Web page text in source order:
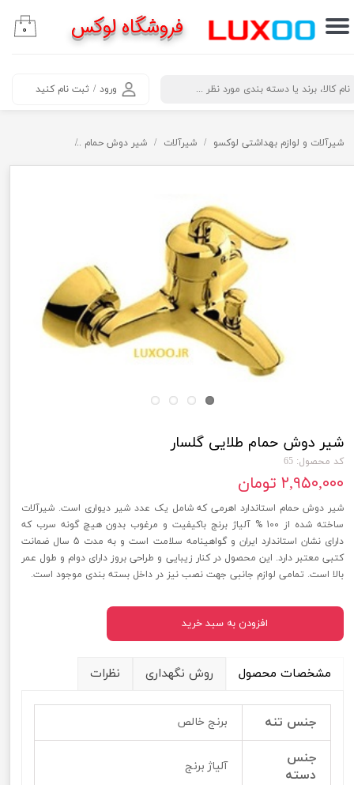
​جستجو ورود / ثبت نام کنید
حساب کاربری من
خروج از حساب کاربری
۰ فروشگاه لوکس
شیرآلات و لوازم بهداشتی لوکسو شیرآلات شیر دوش حمام
شیر دوش حمام طلایی گلسار
کد محصول: 65
۲,۹۵۰,۰۰۰ تومان
شیر دوش حمام استاندارد اهرمی که شامل یک عدد شیر دیواری است. شیرآلات
ساخته شده از 100 % آلیاژ برنج باکیفیت و مرغوب بدون هیچ گونه سرب که
دارای نشان استاندارد ایران و گواهینامه سلامت است و به مدت 5 سال ضمانت
کتبی معتبر دارد. این محصول در کنار زیبایی و طراحی بروز دارای دوام و طول عمر
بالا است. تمامی لوازم جانبی جهت نصب نیز در داخل بسته بندی موجود است.
افزودن به سبد خرید
مشخصات محصول روش نگهداری نظرات
جنس تنه برنج خالص
جنس
دسته
آلیاژ برنج